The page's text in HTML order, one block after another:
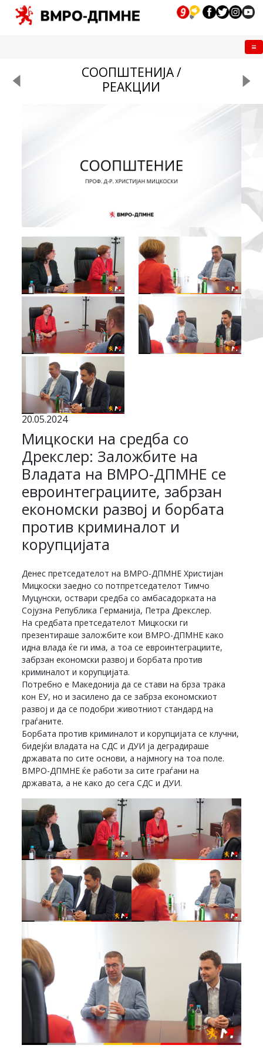
СООПШТЕНИЈА /
РЕАКЦИИ
20.05.2024
Мицкоски на средба со
Дрекслер: Заложбите на
Владата на ВМРО-ДПМНЕ се
евроинтеграциите, забрзан
економски развој и борбата
против криминалот и
корупцијата
Денес претседателот на ВМРО-ДПМНЕ Христијан
Мицкоски заедно со потпретседателот Тимчо
Муцунски, оствари средба со амбасадорката на
Сојузна Република Германија, Петра Дрекслер.
На средбата претседателот Мицкоски ги
презентираше заложбите кои ВМРО-ДПМНЕ како
идна влада ќе ги има, а тоа се евроинтеграциите,
забрзан економски развој и борбата против
криминалот и корупцијата.
Потребно е Македонија да се стави на брза трака
кон ЕУ, но и засилено да се забрза економскиот
развој и да се подобри животниот стандард на
граѓаните.
Борбата против криминалот и корупцијата се клучни,
бидејќи владата на СДС и ДУИ ја деградираше
државата по сите основи, а најмногу на тоа поле.
ВМРО-ДПМНЕ ќе работи за сите граѓани на
државата, а не како до сега СДС и ДУИ.